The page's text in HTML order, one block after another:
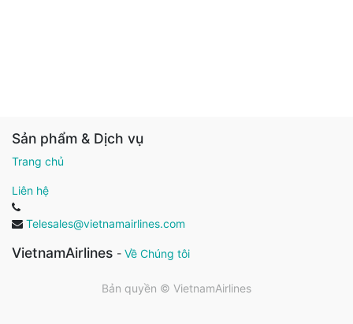
Sản phẩm & Dịch vụ
Trang chủ
Liên hệ
Telesales@vietnamairlines.com
VietnamAirlines - Về Chúng tôi
Bản quyền © VietnamAirlines